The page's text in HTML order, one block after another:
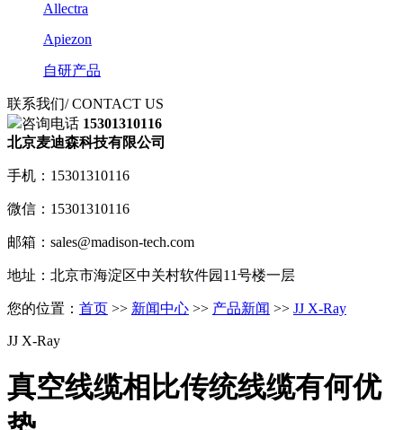
Allectra
Apiezon
自研产品
联系我们/ CONTACT US
咨询电话 15301310116
北京麦迪森科技有限公司
手机：15301310116
微信：15301310116
邮箱：sales@madison-tech.com
地址：北京市海淀区中关村软件园11号楼一层
您的位置： 首页 >> 新闻中心 >> 产品新闻 >> JJ X-Ray
JJ X-Ray
真空线缆相比传统线缆有何优